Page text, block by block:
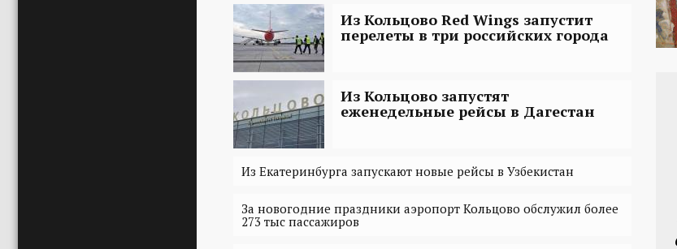
Из Кольцово Red Wings запустит
перелеты в три российских города
Из Кольцово запустят
еженедельные рейсы в Дагестан
Из Екатеринбурга запускают новые рейсы в Узбекистан
За новогодние праздники аэропорт Кольцово обслужил более
273 тыс пассажиров